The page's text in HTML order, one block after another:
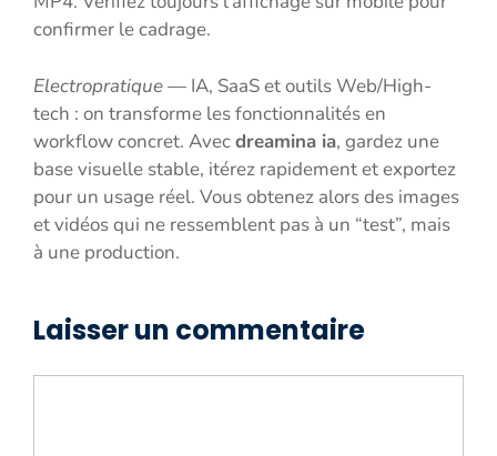
confirmer le cadrage.
Electropratique— IA, SaaS et outils Web/High-
tech : on transforme les fonctionnalités en
workflow concret. Avecdreamina ia, gardez une
base visuelle stable, itérez rapidement et exportez
pour un usage réel. Vous obtenez alors des images
et vidéos qui ne ressemblent pas à un “test”, mais
à une production.
Laisser un commentaire